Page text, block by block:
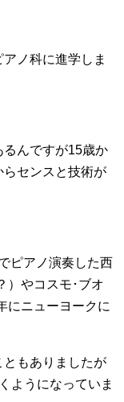
ノ科に進学しま
んですが15歳か
らセンスと技術が
ピアノ演奏した西
）やコスモ･ブオ
にニューヨークに
もありましたが
ようになっていま